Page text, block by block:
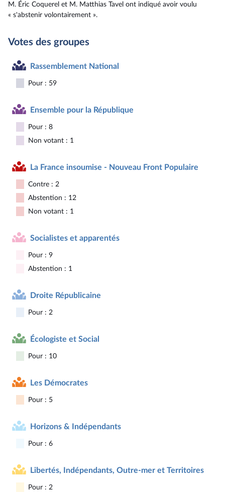
M. Éric Coquerel et M. Matthias Tavel ont indiqué avoir voulu
« s'abstenir volontairement ».
Votes des groupes
Rassemblement National
Pour : 59
Ensemble pour la République
Pour : 8
Non votant : 1
La France insoumise - Nouveau Front Populaire
Contre : 2
Abstention : 12
Non votant : 1
Socialistes et apparentés
Pour : 9
Abstention : 1
Droite Républicaine
Pour : 2
Écologiste et Social
Pour : 10
Les Démocrates
Pour : 5
Horizons & Indépendants
Pour : 6
Libertés, Indépendants, Outre-mer et Territoires
Pour : 2